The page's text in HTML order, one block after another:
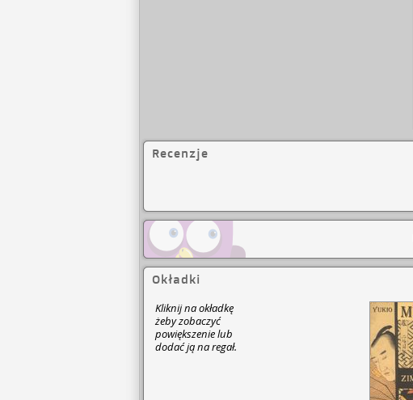
Recenzje
Okładki
Kliknij na okładkę
żeby zobaczyć
powiększenie lub
dodać ją na regał.